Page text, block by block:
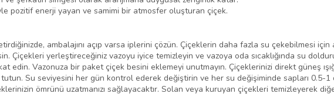
pozitif enerji yayan ve samimi bir atmosfer oluşturan çiçek.
ambalajını açıp varsa iplerini çözün. Çiçeklerin daha fazla su çekebilmesi
Çiçekleri yerleştireceğiniz vazoyu iyice temizleyin ve vazoya oda sıcaklığında su
edin. Vazonuza bir paket çiçek besini eklemeyi unutmayın. Çiçeklerinizi direkt güneş
Su seviyesini her gün kontrol ederek değiştirin ve her su değişiminde sapları 0.5-
ömrünü uzatmanızı sağlayacaktır. Solan veya kuruyan çiçekleri temizleyerek